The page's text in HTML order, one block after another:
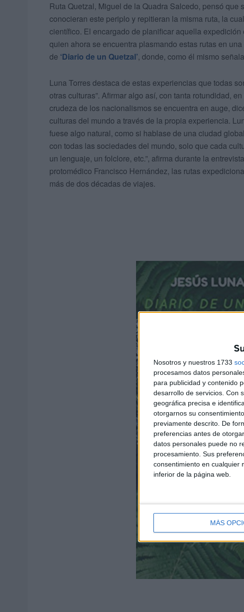
Nosotros y nuestros 1733
procesamos datos
para publicidad y contenido
desarrollo de servicios. Con
geográfica precisa e
otorgarnos su
previamente descrito. De
preferencias antes de
datos personales puede no
procesamiento. Sus
consentimiento en cualquier
inferior de la página web.
MÁS
Ruta Quetzal, Miguel de la Quadra Salcedo, pensó
conocieran este periplo y repitieran la misma ruta, la
científico. El encargado de planificar aquella
quien ahora se encuentra plasmando estas rutas en
de ‘Diario de un Quetzal’, donde, como él mismo
Luna Torres destaca de estas experiencias que todas
otras culturas”. Afirmar algo así, con tanta rotundidad,
crudeza de los nacionalismos se encuentra en auge,
culturas del mundo a través de la propia experiencia.
fuese algo natural, como si hablase de una ciudad
con todas las sociedades del mundo, solo que cada
un lenguaje, un folclore, etc.”, afirma durante la
protomédico Francisco Hernández, las rutas
más de dos décadas de viajes.